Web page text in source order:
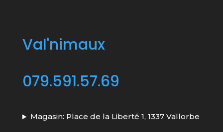
Val'nimaux
079.591.57.69
Magasin: Place de la Liberté 1, 1337 Vallorbe